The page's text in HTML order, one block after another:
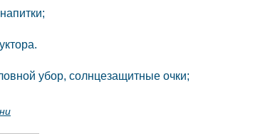
убор, солнцезащитные очки;